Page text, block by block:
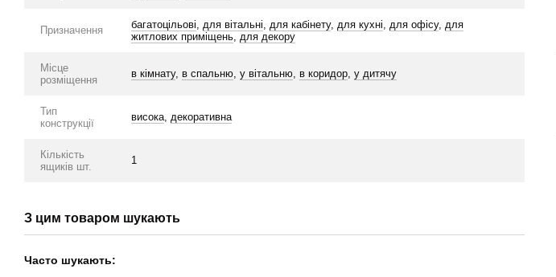
Призначення багатоцільові, для вітальні, для кабінету, для кухні, для офісу, для
житлових приміщень, для декору
Місце
розміщення
в кімнату, в спальню, у вітальню, в коридор, у дитячу
Тип
конструкції
висока, декоративна
Кількість
ящиків шт.
1
З цим товаром шукають
Часто шукають: